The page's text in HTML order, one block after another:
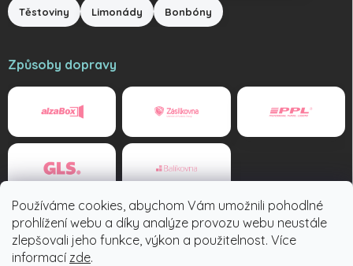
Používáme cookies, abychom Vám umožnili pohodlné
prohlížení webu a díky analýze provozu webu neustále
zlepšovali jeho funkce, výkon a použitelnost. Více
informací zde.
Těstoviny Limonády Bonbóny
Způsoby dopravy
Způsoby platby